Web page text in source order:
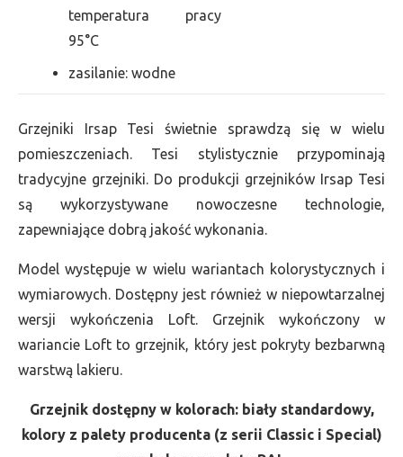
temperatura pracy
95°C
zasilanie: wodne
Grzejniki Irsap Tesi świetnie sprawdzą się w wielu
pomieszczeniach. Tesi stylistycznie przypominają
tradycyjne grzejniki. Do produkcji grzejników Irsap Tesi
są wykorzystywane nowoczesne technologie,
zapewniające dobrą jakość wykonania.
Model występuje w wielu wariantach kolorystycznych i
wymiarowych. Dostępny jest również w niepowtarzalnej
wersji wykończenia Loft. Grzejnik wykończony w
wariancie Loft to grzejnik, który jest pokryty bezbarwną
warstwą lakieru.
Grzejnik dostępny w kolorach: biały standardowy,
kolory z palety producenta (z serii Classic i Special)